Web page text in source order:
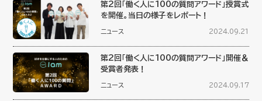
第2回「働く人に100の質問アワード」授賞式
を開催。当日の様子をレポート！
ニュース 2024.09.21
第2回「働く人に100の質問アワード」開催＆
受賞者発表！
ニュース 2024.09.17